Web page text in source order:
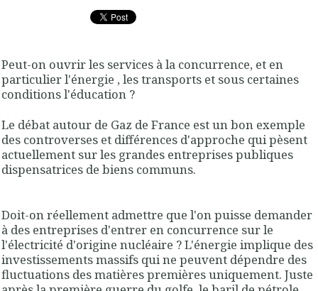
Peut-on ouvrir les services à la concurrence, et en
particulier l'énergie , les transports et sous certaines
conditions l'éducation ?
Le débat autour de Gaz de France est un bon exemple
des controverses et différences d'approche qui pèsent
actuellement sur les grandes entreprises publiques
dispensatrices de biens communs.
Doit-on réellement admettre que l'on puisse demander
à des entreprises d'entrer en concurrence sur le
l'électricité d'origine nucléaire ? L'énergie implique des
investissements massifs qui ne peuvent dépendre des
fluctuations des matières premières uniquement. Juste